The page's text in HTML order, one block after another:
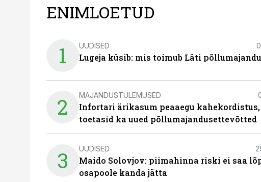
ENIMLOETUD
1 UUDISED
Lugeja küsib: mis toimub Läti
2 MAJANDUSTULEMUSED
Infortari ärikasum peaaegu
toetasid ka uued põllumajandusettevõtted
3 UUDISED
Maido Solovjov: piimahinna riski ei saa
osapoole kanda jätta